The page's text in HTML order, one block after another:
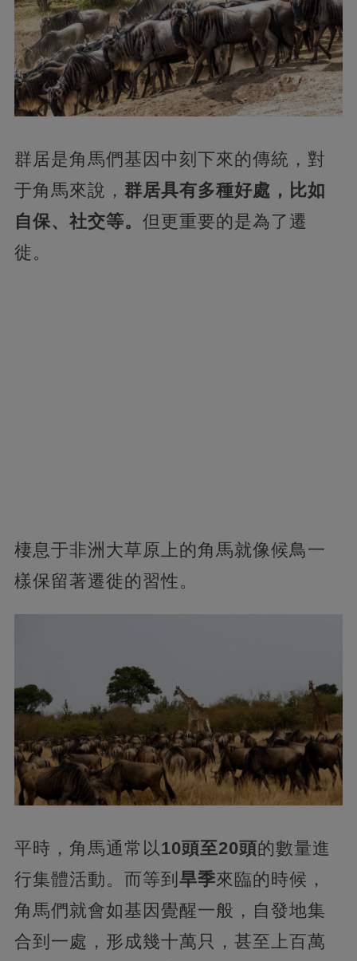
群居是角馬們基因中刻下來的傳統，對
于角馬來說， 群居具有多種好處，比如
自保、社交等。 但更重要的是為了遷
徙。
棲息于非洲大草原上的角馬就像候鳥一
樣保留著遷徙的習性。
平時，角馬通常以10頭至20頭的數量進
行集體活動。而等到 旱季來臨的時候，
角馬們就會如基因覺醒一般，自發地集
合到一處，形成幾十萬只，甚至上百萬